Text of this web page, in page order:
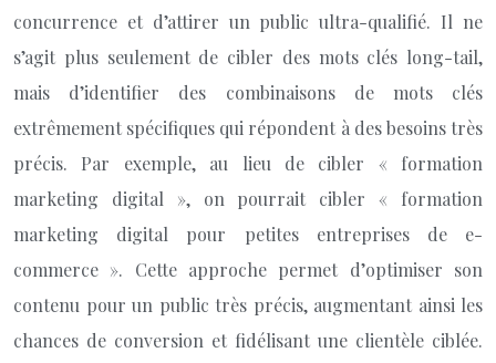
concurrence et d’attirer un public ultra-qualifié. Il ne
s’agit plus seulement de cibler des mots clés long-tail,
mais d’identifier des combinaisons de mots clés
extrêmement spécifiques qui répondent à des besoins très
précis. Par exemple, au lieu de cibler « formation
marketing digital », on pourrait cibler « formation
marketing digital pour petites entreprises de e-
commerce ». Cette approche permet d’optimiser son
contenu pour un public très précis, augmentant ainsi les
chances de conversion et fidélisant une clientèle ciblée.